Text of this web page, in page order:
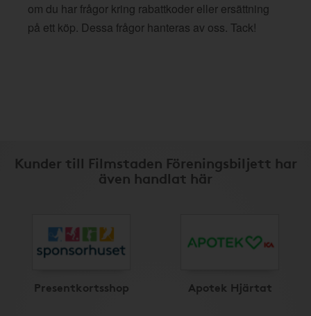
om du har frågor kring rabattkoder eller ersättning
på ett köp. Dessa frågor hanteras av oss. Tack!
Kunder till Filmstaden Föreningsbiljett har
även handlat här
Presentkortsshop Apotek Hjärtat